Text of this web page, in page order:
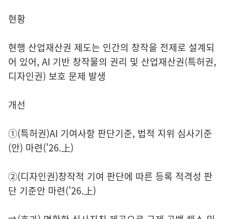
현황
현행 산업재산권 제도는 인간의 창작을 전제로 설계되
어 있어, AI 기반 창작물의 권리 및 산업재산권(특허권,
디자인권) 보호 문제 발생
개선
①(특허권)AI 기여사항 판단기준, 법적 지위 심사기준
(안) 마련('26.上)
②(디자인권)창작적 기여 판단에 따른 등록 적격성 판
단 기준안 마련('26.上)